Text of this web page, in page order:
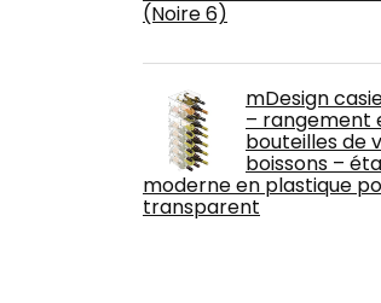
(Noire 6)
mDesign
– rangement
bouteilles de
boissons –
moderne en plastique
transparent